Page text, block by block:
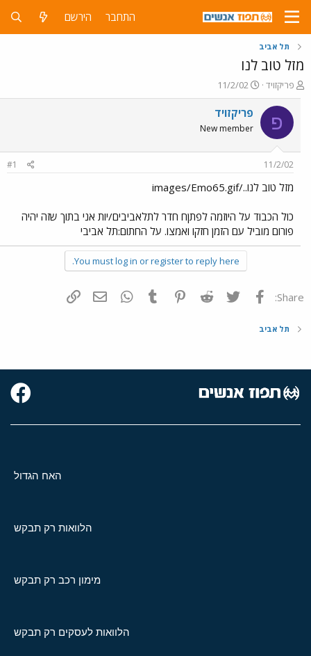
התחבר הירשם
תל אביב
מזל טוב לנו
פ
ו
ת
ח
ה
ש
א
פריקזויד
פ
ו
ר
ם
ר
11/2/02
פ פריקזויד
New member
11/2/02
#1
מזל טוב לנו../images/Emo65.gif
כול הכבוד על היוזמה לפתןח חדר לתלאביבים/יות אני בתוך שזה יהיה
פורום מוביל עם הזמן חזקו ואמצו. על החתום:תל אביבי
You must log in or register to reply here.
Share: פייסבוק Twitter
Reddit
Pinterest
Tumblr
WhatsAppדואר אלקטרוני
תל אביב
האח הגדול
הלוואות רק תבקש
מימון רכב רק תבקש
הלוואות לעסקים רק תבקש